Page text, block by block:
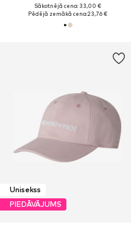
Sākotnējā cena: 33,00 €
Pēdējā zemākā cena:23,76 €
Unisekss
PIEDĀVĀJUMS